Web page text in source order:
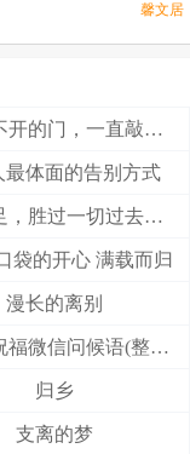
馨文居
一扇敲不开的门，一直敲，就是不礼貌
最体面的告别方式
阳光充足，胜过一切过去的诗
袋的开心 满载而归
漫长的离别
圣诞节祝福微信问候语(整理47句)
归乡
支离的梦